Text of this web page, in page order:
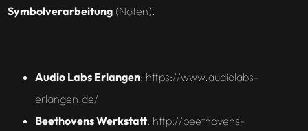
Symbolverarbeitung(Noten).
Audio Labs Erlangen: https://www.audiolabs-
erlangen.de/
Beethovens Werkstatt: http://beethovens-